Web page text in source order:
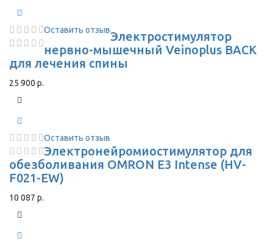
Оставить отзывЭлектростимулятор
нервно-мышечный Veinoplus BACK
для лечения спины
25 900 р.
Оставить отзыв
Электронейромиостимулятор для
обезболивания OMRON Е3 Intense (HV-
F021-EW)
10 087 р.